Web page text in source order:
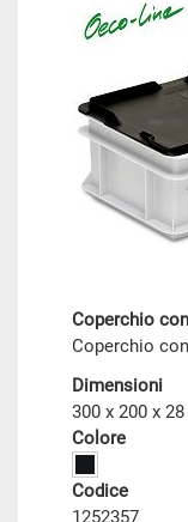
Coperchio
Coperchio
Dimensioni
300 x 200 x
Colore
Codice
1252357